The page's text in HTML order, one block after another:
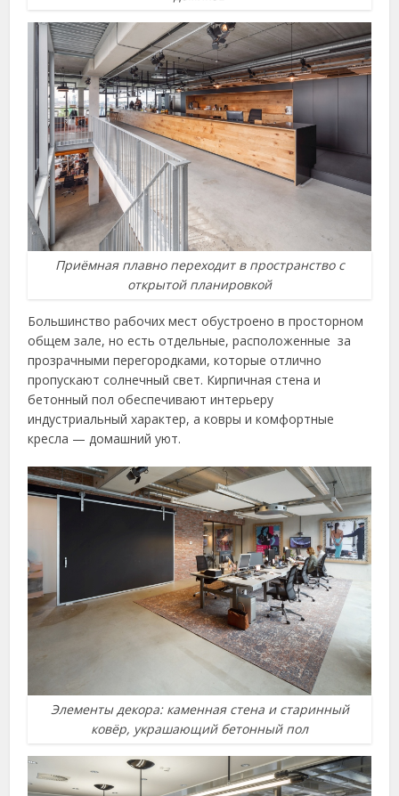
Приёмная плавно переходит в пространство с
открытой планировкой
Большинство рабочих мест обустроено в просторном
общем зале, но есть отдельные, расположенные за
прозрачными перегородками, которые отлично
пропускают солнечный свет. Кирпичная стена и
бетонный пол обеспечивают интерьеру
индустриальный характер, а ковры и комфортные
кресла — домашний уют.
Элементы декора: каменная стена и старинный
ковёр, украшающий бетонный пол